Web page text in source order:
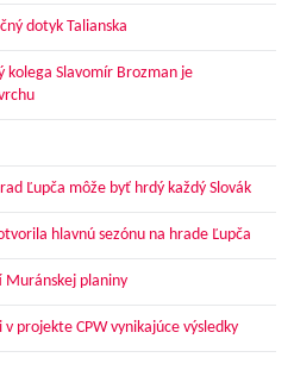
dotyk Talianska
kolega Slavomír Brozman je
Ľupča môže byť hrdý každý Slovák
hlavnú sezónu na hrade Ľupča
Muránskej planiny
projekte CPW vynikajúce výsledky